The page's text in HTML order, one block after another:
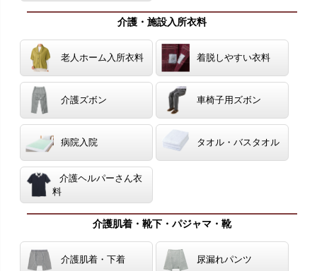
介護・施設入所衣料
老人ホーム入所衣料 着脱しやすい衣料
介護ズボン 車椅子用ズボン
病院入院 タオル・バスタオル
介護ヘルパーさん衣
料
介護肌着・靴下・パジャマ・靴
介護肌着・下着 尿漏れパンツ